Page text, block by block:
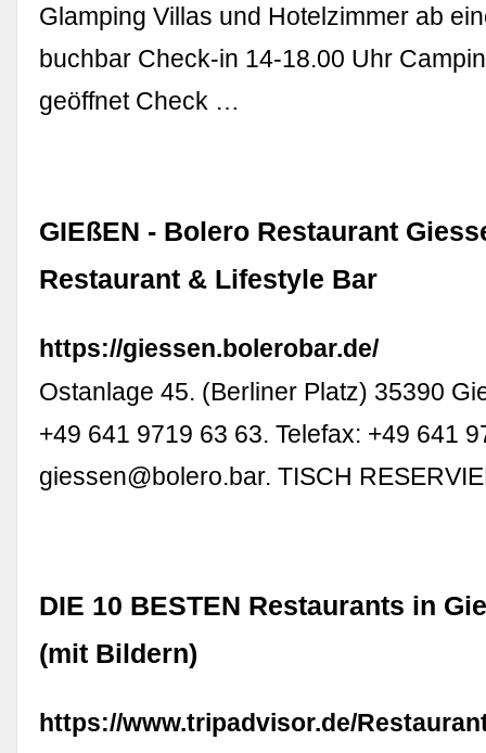
Glamping Villas und Hotelzimmer ab
buchbar Check-in 14-18.00 Uhr
geöffnet Check …
GIEßEN - Bolero Restaurant
Restaurant & Lifestyle Bar
https://giessen.bolerobar.de/
Ostanlage 45. (Berliner Platz) 35390
+49 641 9719 63 63. Telefax: +49 641
giessen@bolero.bar. TISCH
DIE 10 BESTEN Restaurants in
(mit Bildern)
https://www.tripadvisor.de/